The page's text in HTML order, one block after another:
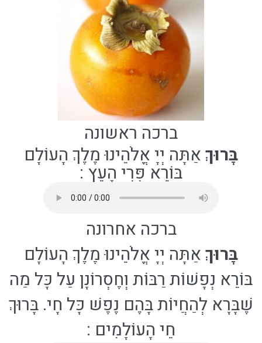
ברכה ראשונה
בָּרוּךְאַתָּה יְיָ אֱלֹהֵינוּ מֶלֶךְ הָעוֹלָם
בּוֹרֵא פְּרִי הָעֵץ:
ברכה אחרונה
בָּרוּךְאַתָּה יְיָ אֱלֹהֵינוּ מֶלֶךְ הָעוֹלָם
בּוֹרֵא נְפָשׁוֹת רַבּוֹת וְחֶסְרוֹנָן עַל כָּל מַה
שֶׁבָּרָא לְהַחֲיוֹת בָּהֶם נֶפֶשׁ כָּל חָי. בָּרוּךְ
חֵי הָעוֹלָמִים :